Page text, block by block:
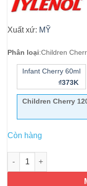
Xuất xứ: MỸ
Phân loại:Children
Infant Cherry 60ml
₫373K
Children Cherry
Còn hàng
Siro Tylenol cho trẻ 2-